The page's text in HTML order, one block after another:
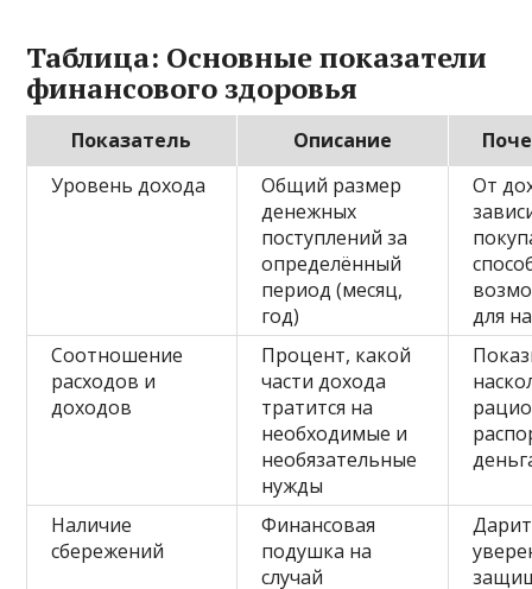
Таблица: Основные показатели
финансового здоровья
Показатель Описание
Уровень дохода
Общий размер
денежных
поступлений за
определённый
период (месяц,
год)
От
для
Соотношение
расходов и
доходов
Процент, какой
части дохода
тратится на
необходимые и
необязательные
нужды
Наличие
сбережений
Финансовая
подушка на
случай
Дарит